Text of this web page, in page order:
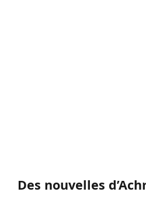
Des nouvelles